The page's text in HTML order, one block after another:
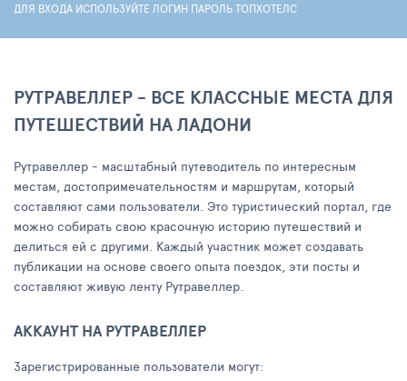
ДЛЯ ВХОДА ИСПОЛЬЗУЙТЕ ЛОГИН ПАРОЛЬ ТОПХОТЕЛС
РУТРАВЕЛЛЕР - ВСЕ КЛАССНЫЕ МЕСТА ДЛЯ
ПУТЕШЕСТВИЙ НА ЛАДОНИ
Рутравеллер - масштабный путеводитель по интересным
местам, достопримечательностям и маршрутам, который
составляют сами пользователи. Это туристический портал, где
можно собирать свою красочную историю путешествий и
делиться ей с другими. Каждый участник может создавать
публикации на основе своего опыта поездок, эти посты и
составляют живую ленту Рутравеллер.
АККАУНТ НА РУТРАВЕЛЛЕР
Зарегистрированные пользователи могут: